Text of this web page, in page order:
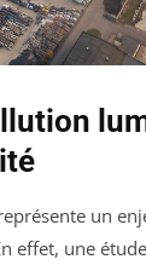
un
effet, une